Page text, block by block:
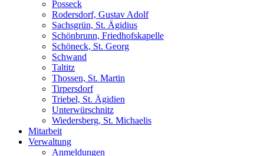
Posseck
Rodersdorf, Gustav Adolf
Sachsgrün, St. Ägidius
Schönbrunn, Friedhofskapelle
Schöneck, St. Georg
Schwand
Taltitz
Thossen, St. Martin
Tirpersdorf
Triebel, St. Ägidien
Unterwürschnitz
Wiedersberg, St. Michaelis
Mitarbeit
Verwaltung
Anmeldungen